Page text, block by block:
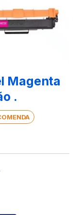
Magenta
.